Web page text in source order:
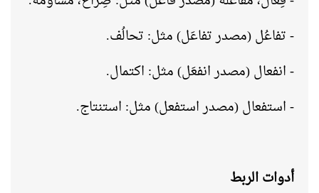
- تفاعُل (مصدر تفاعَل) مثل: تحالُف.
- انفعال (مصدر انفعَل) مثل: اكتمال.
- استفعال (مصدر استفعل) مثل: استنتاج.
أدوات الربط